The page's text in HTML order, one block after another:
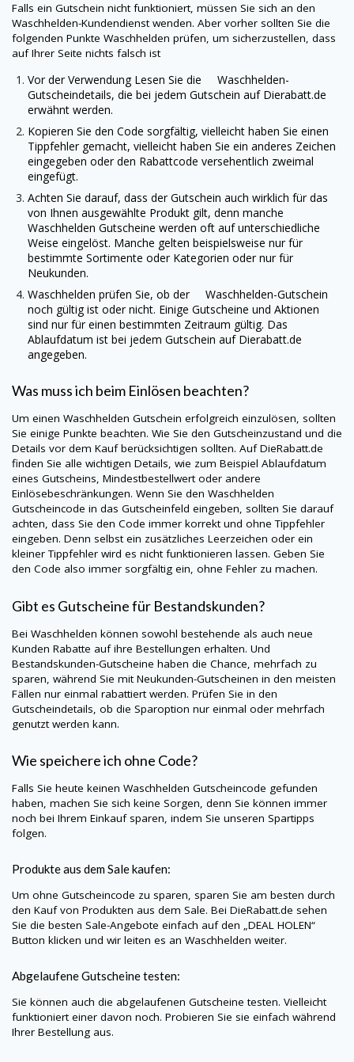
Falls ein Gutschein nicht funktioniert, müssen Sie sich an den
Waschhelden-Kundendienst wenden. Aber vorher sollten Sie die
folgenden Punkte Waschhelden prüfen, um sicherzustellen, dass
auf Ihrer Seite nichts falsch ist
Vor der Verwendung Lesen Sie die Waschhelden-
Gutscheindetails, die bei jedem Gutschein aufDierabatt.de
erwähnt werden.
Kopieren Sie den Code sorgfältig, vielleicht haben Sie einen
Tippfehler gemacht, vielleicht haben Sie ein anderes Zeichen
eingegeben oder den Rabattcode versehentlich zweimal
eingefügt.
Achten Sie darauf, dass der Gutschein auch wirklich für das
von Ihnen ausgewählte Produkt gilt, denn manche
Waschhelden Gutscheine werden oft auf unterschiedliche
Weise eingelöst. Manche gelten beispielsweise nur für
bestimmte Sortimente oder Kategorien oder nur für
Neukunden.
Waschhelden prüfen Sie, ob der Waschhelden-Gutschein
noch gültig ist oder nicht. Einige Gutscheine und Aktionen
sind nur für einen bestimmten Zeitraum gültig. Das
Ablaufdatum ist bei jedem Gutschein aufDierabatt.de
angegeben.
Was muss ich beim Einlösen beachten?
Um einen Waschhelden Gutschein erfolgreich einzulösen, sollten
Sie einige Punkte beachten. Wie Sie den Gutscheinzustand und die
Details vor dem Kauf berücksichtigen sollten. AufDieRabatt.de
finden Sie alle wichtigen Details, wie zum Beispiel Ablaufdatum
eines Gutscheins, Mindestbestellwert oder andere
Einlösebeschränkungen. Wenn Sie den Waschhelden
Gutscheincode in das Gutscheinfeld eingeben, sollten Sie darauf
achten, dass Sie den Code immer korrekt und ohne Tippfehler
eingeben. Denn selbst ein zusätzliches Leerzeichen oder ein
kleiner Tippfehler wird es nicht funktionieren lassen. Geben Sie
den Code also immer sorgfältig ein, ohne Fehler zu machen.
Gibt es Gutscheine für Bestandskunden?
Bei Waschhelden können sowohl bestehende als auch neue
Kunden Rabatte auf ihre Bestellungen erhalten. Und
Bestandskunden-Gutscheine haben die Chance, mehrfach zu
sparen, während Sie mit Neukunden-Gutscheinen in den meisten
Fällen nur einmal rabattiert werden. Prüfen Sie in den
Gutscheindetails, ob die Sparoption nur einmal oder mehrfach
genutzt werden kann.
Wie speichere ich ohne Code?
Falls Sie heute keinen Waschhelden Gutscheincode gefunden
haben, machen Sie sich keine Sorgen, denn Sie können immer
noch bei Ihrem Einkauf sparen, indem Sie unseren Spartipps
folgen.
Produkte aus dem Sale kaufen:
Um ohne Gutscheincode zu sparen, sparen Sie am besten durch
den Kauf von Produkten aus dem Sale. Bei DieRabatt.de sehen
Sie die besten Sale-Angebote einfach auf den „DEAL HOLEN“
Button klicken und wir leiten es an Waschhelden weiter.
Abgelaufene Gutscheine testen:
Sie können auch die abgelaufenen Gutscheine testen. Vielleicht
funktioniert einer davon noch. Probieren Sie sie einfach während
Ihrer Bestellung aus.